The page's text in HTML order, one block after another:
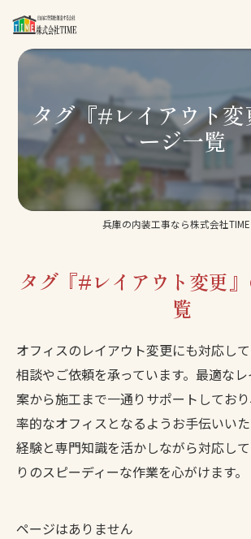
タグ『#レイアウト
ージ一覧
兵庫の内装工事なら株式会社TIME
タグ『#レイアウト変更
覧
オフィスのレイアウト変更にも対応し
相談やご依頼を承っています。最適な
案から施工まで一通りサポートしてお
率的なオフィスとなるようお手伝いい
経験と専門知識を活かしながら対応し
りのスピーディーな作業を心がけます。
ページはありません